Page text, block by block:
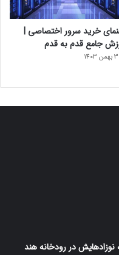
اپلیکیشن‌های HarmonyOS Next را بیش از ۱۵ هزار اپلیکیشن اعلام
خرید سرور اختصاصی |
جامع قدم به قدم
1403
در رودخانه هند